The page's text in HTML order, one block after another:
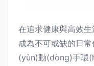
在追求健康與高效
成為不可或缺的日
(yùn)動(dòng)手環